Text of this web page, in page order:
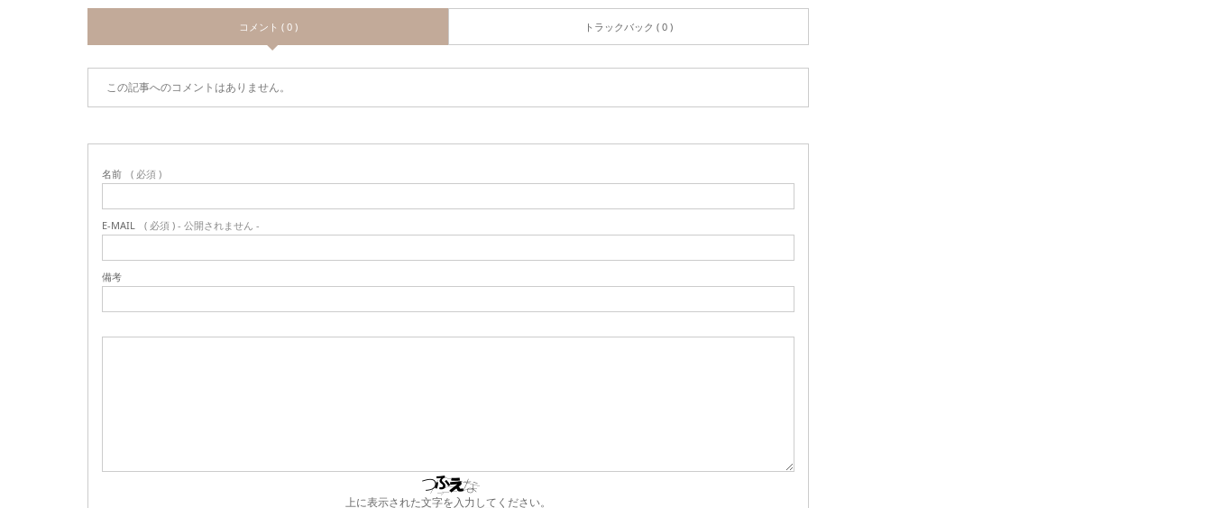
コメント ( 0 ) トラックバック ( 0 )
この記事へのコメントはありません。
名前 ( 必須 )
E-MAIL ( 必須 ) - 公開されません -
備考
上に表示された文字を入力してください。